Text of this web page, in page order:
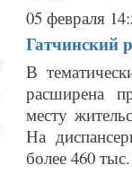
05 февраля
Гатчинский
В
расширена
месту
На
более 460